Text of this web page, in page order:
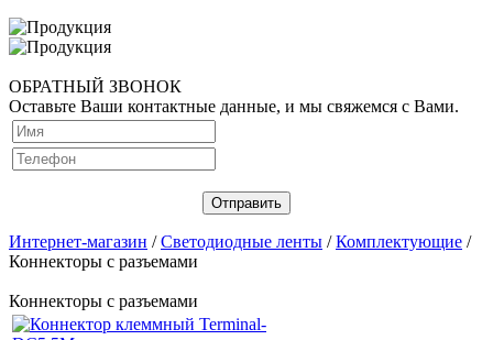
ОБРАТНЫЙ ЗВОНОК
Оставьте Ваши контактные данные, и мы свяжемся с Вами.
Интернет-магазин /Светодиодные ленты /Комплектующие /
Коннекторы с разъемами
Коннекторы с разъемами